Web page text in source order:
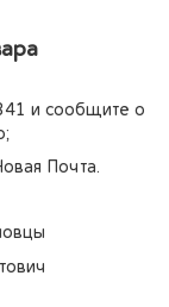
и сообщите о
Почта.